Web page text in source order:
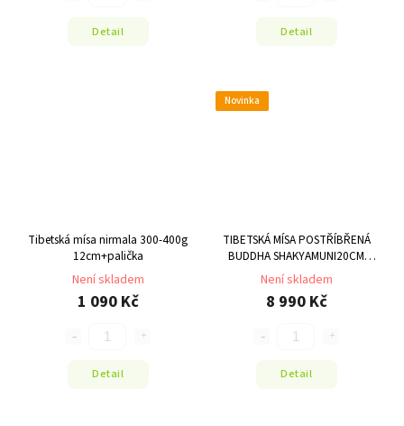
Detail Detail
Tibetská mísa nirmala 300-400g
12cm+palička
Není skladem
1 090 Kč
Detail
Novinka
TIBETSKÁ MÍSA POSTŘÍBŘENÁ
BUDDHA SHAKYAMUNI20CM
±1100-1200G
Není skladem
8 990 Kč
Detail